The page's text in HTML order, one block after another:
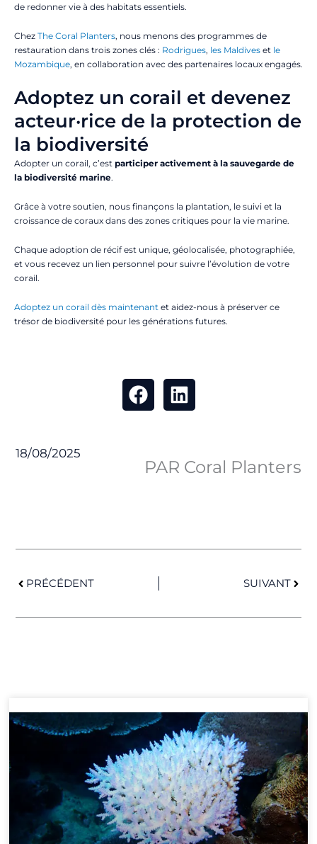
de redonner vie à des habitats essentiels.
Chez The Coral Planters, nous menons des programmes de
restauration dans trois zones clés : Rodrigues, les Maldives et le
Mozambique, en collaboration avec des partenaires locaux engagés.
Adoptez un corail et devenez
acteur·rice de la protection de
la biodiversité
Adopter un corail, c’est participer activement à la sauvegarde de
la biodiversité marine.
Grâce à votre soutien, nous finançons la plantation, le suivi et la
croissance de coraux dans des zones critiques pour la vie marine.
Chaque adoption de récif est unique, géolocalisée, photographiée,
et vous recevez un lien personnel pour suivre l’évolution de votre
corail.
Adoptez un corail dès maintenant et aidez-nous à préserver ce
trésor de biodiversité pour les générations futures.
18/08/2025
PAR Coral Planters
PRÉCÉDENT SUIVANT